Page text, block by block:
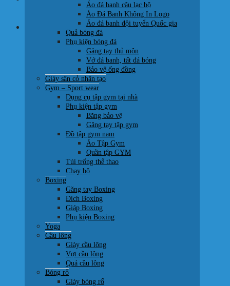
0707 22 77 93
Chưa có sản phẩm trong giỏ hàng.
Quay trở lại cửa hàng
Áo đá banh câu lạc bộ
Áo Đá Banh Không In Logo
Áo đá banh đội tuyển Quốc gia
Quả bóng đá
Phụ kiện bóng đá
Găng tay thủ môn
Vớ đá banh, tất đá bóng
Bảo vệ ống đồng
Giày sân cỏ nhân tạo
Gym – Sport wear
Dụng cụ tập gym tại nhà
Phụ kiện tập gym
Băng bảo vệ
Găng tay tập gym
Đồ tập gym nam
Áo Tập Gym
Quần tập GYM
Túi trống thể thao
Chạy bộ
Boxing
Găng tay Boxing
Đích Boxing
Giáp Boxing
Phụ kiện Boxing
Yoga
Cầu lông
Giày cầu lông
Vợt cầu lông
Quả cầu lông
Bóng rổ
Giày bóng rổ